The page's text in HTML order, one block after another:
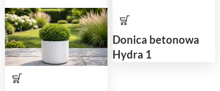
Donica betonowa
Hydra 1